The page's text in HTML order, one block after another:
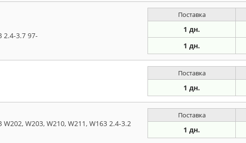
3.7 97-
Поставка
1 дн.
1 дн.
Поставка
1 дн.
W203, W210, W211, W163 2.4-3.2
Поставка
1 дн.